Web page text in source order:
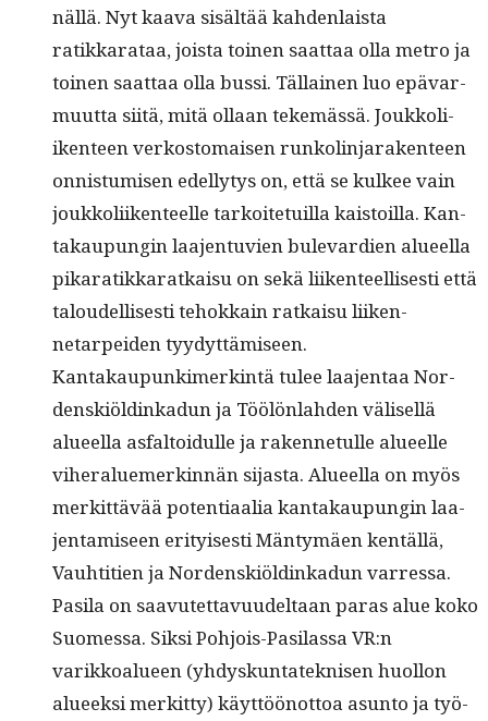
näl­lä. Nyt kaa­va sisältää kah­den­laista
ratikkarataa, joista toinen saat­taa olla metro ja
toinen saat­taa olla bus­si. Täl­lainen luo epä­var­
muut­ta siitä, mitä ollaan tekemässä. Joukkoli­
iken­teen verkos­tom­aisen runk­olin­jarak­en­teen
onnis­tu­misen edel­ly­tys on, että se kul­kee vain
joukkoli­iken­teelle tarkoite­tu­il­la kaistoil­la. Kan­
takaupun­gin laa­jen­tu­vien bule­var­di­en alueel­la
pikaratikkaratkaisu on sekä liiken­teel­lis­es­ti että
taloudel­lis­es­ti tehokkain ratkaisu liiken­
netarpei­den tyydyttämiseen.
Kan­takaupunkimerk­in­tä tulee laa­jen­taa Nor­
den­skiöldinkadun ja Töölön­lah­den välisel­lä
alueel­la asfal­toidulle ja raken­netulle alueelle
viher­alue­merkin­nän sijas­ta. Alueel­la on myös
merkit­tävää poten­ti­aalia kan­takaupun­gin laa­
jen­tamiseen eri­tyis­es­ti Män­tymäen ken­täl­lä,
Vauhti­tien ja Nor­den­skiöldinkadun varressa.
Pasi­la on saavutet­tavu­udeltaan paras alue koko
Suomes­sa. Sik­si Pohjois-Pasi­las­sa VR:n
varikkoalueen (yhdyskun­tateknisen huol­lon
alueek­si merkit­ty) käyt­töönot­toa asun­to ja työ­